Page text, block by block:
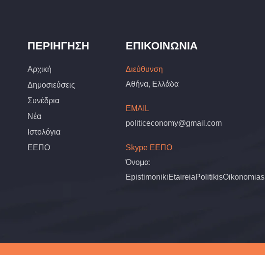
ΠΕΡΙΉΓΗΣΗ
Αρχική
Δημοσιεύσεις
Συνέδρια
Νέα
Ιστολόγια
ΕΕΠΟ
ΕΠΙΚΟΙΝΩΝΊΑ
Διεύθυνση
Αθήνα, Ελλάδα
EMAIL
politiceconomy@gmail.com
Skype ΕΕΠΟ
Όνομα:
EpistimonikiEtaireiaPolitikisOikonomias